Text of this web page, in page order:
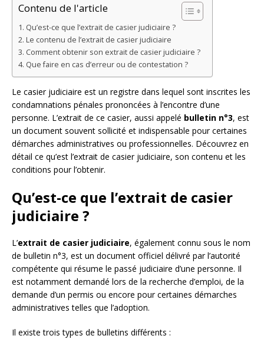
Contenu de l'article
Qu’est-ce que l’extrait de casier judiciaire ?
Le contenu de l’extrait de casier judiciaire
Comment obtenir son extrait de casier judiciaire ?
Que faire en cas d’erreur ou de contestation ?
Le casier judiciaire est un registre dans lequel sont inscrites les
condamnations pénales prononcées à l’encontre d’une
personne. L’extrait de ce casier, aussi appelé bulletin n°3, est
un document souvent sollicité et indispensable pour certaines
démarches administratives ou professionnelles. Découvrez en
détail ce qu’est l’extrait de casier judiciaire, son contenu et les
conditions pour l’obtenir.
Qu’est-ce que l’extrait de casier
judiciaire ?
L’extrait de casier judiciaire, également connu sous le nom
de bulletin n°3, est un document officiel délivré par l’autorité
compétente qui résume le passé judiciaire d’une personne. Il
est notamment demandé lors de la recherche d’emploi, de la
demande d’un permis ou encore pour certaines démarches
administratives telles que l’adoption.
Il existe trois types de bulletins différents :